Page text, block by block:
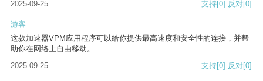
2025-09-25
支持[0] 反对[0]
游客
这款加速器VPM应用程序可以给你提供最高速度和安全性的连接，并帮
助你在网络上自由移动。
2025-09-25
支持[0] 反对[0]